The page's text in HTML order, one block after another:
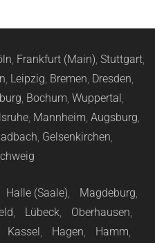
, Frankfurt (Main), Stuttgart,
, Leipzig, Bremen, Dresden,
, Bochum, Wuppertal,
, Mannheim, Augsburg,
, Gelsenkirchen,
Halle (Saale), Magdeburg,
, Lübeck, Oberhausen,
Kassel, Hagen, Hamm,